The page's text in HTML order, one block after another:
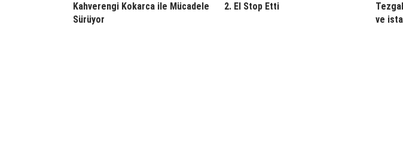
Kahverengi Kokarca ile Mücadele
Sürüyor
2. El Stop Etti
ve